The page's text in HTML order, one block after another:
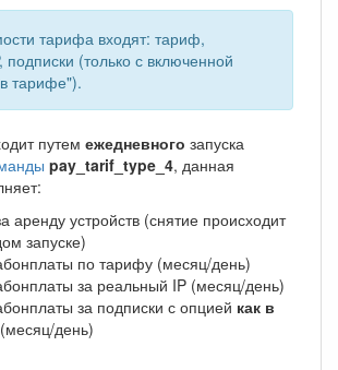
тарифа входят: тариф,
подписки (только с включенной
тарифе").
путем ежедневного запуска
pay_tarif_type_4, данная
аренду устройств (снятие происходит
запуске)
по тарифу (месяц/день)
за реальный IP (месяц/день)
за подписки с опцией как в
(месяц/день)